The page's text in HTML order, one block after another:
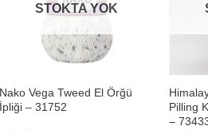
STOKTA YOK
Nako Vega Tweed El Örğü
İpliği – 31752
Pilling
–